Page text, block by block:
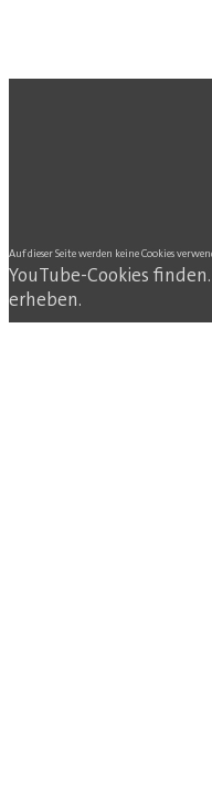
Auf dieser Seite werden keine Cookies
YouTube-Cookies
erheben.